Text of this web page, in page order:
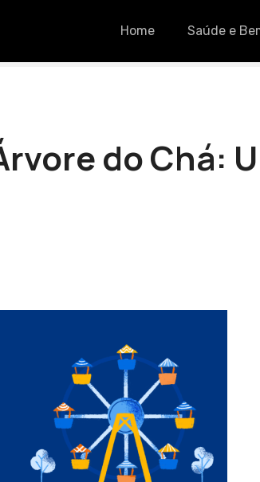
Home Saúde e
do Chá: